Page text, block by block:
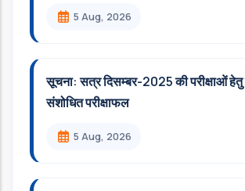
5 Aug, 2026
सूचना: सत्र दिसम्‍बर-2025 की परीक्षाओं
संशोधित परीक्षाफल
5 Aug, 2026